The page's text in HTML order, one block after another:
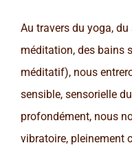
Au travers du yoga, du
méditation, des bains
méditatif), nous
sensible, sensorielle
profondément, nous
vibratoire, pleinement